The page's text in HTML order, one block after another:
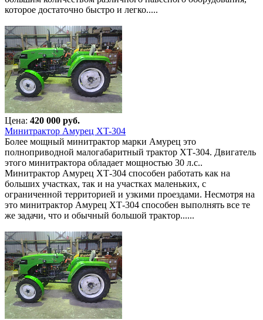
которое достаточно быстро и легко.....
Цена: 420 000 руб.
Минитрактор Амурец XT-304
Более мощный минитрактор марки Амурец это
полноприводной малогабаритный трактор ХТ-304. Двигатель
этого минитрактора обладает мощностью 30 л.с..
Минитрактор Амурец ХТ-304 способен работать как на
больших участках, так и на участках маленьких, с
ограниченной территорией и узкими проездами. Несмотря на
это минитрактор Амурец ХТ-304 способен выполнять все те
же задачи, что и обычный большой трактор......